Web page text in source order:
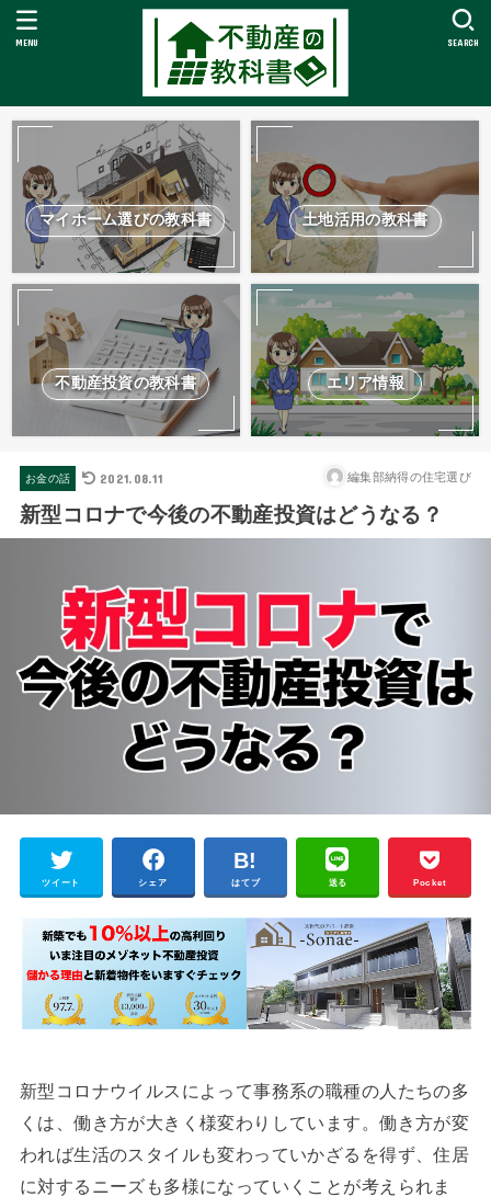
SEARCH
MENU
マイホーム選びの教科書 土地活用の教科書
不動産投資の教科書 エリア情報
お金の話 2021.08.11 編集部納得の住宅選び
新型コロナで今後の不動産投資はどうなる？
ツイート シェア はてブ 送る Pocket
新型コロナウイルスによって事務系の職種の人たちの多
くは、働き方が大きく様変わりしています。働き方が変
われば生活のスタイルも変わっていかざるを得ず、住居
に対するニーズも多様になっていくことが考えられま